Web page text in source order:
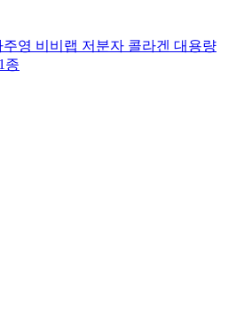
영 비비랩 저분자 콜라겐 대용량
종